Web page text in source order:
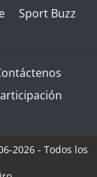
Sport Buzz
2026 - Todos los